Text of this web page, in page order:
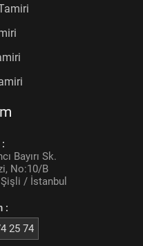
Bayırı Sk.
No:10/B
Şişli / İstanbul
:
25 74